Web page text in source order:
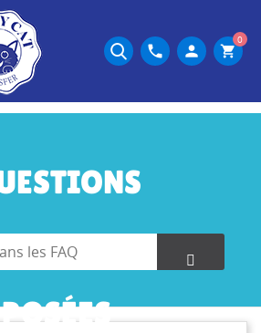
phone person shopping_cart
0
POSÉES